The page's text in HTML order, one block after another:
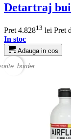
Detartraj
Pret 4.82813 lei Pret
In stoc
Adauga in cos